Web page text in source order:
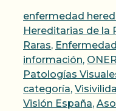
Categorías
enfermedad
Hereditarias de la
Raras,
información,
Patologías
categoría,
Visión España,